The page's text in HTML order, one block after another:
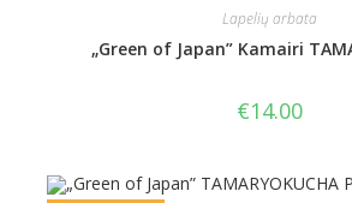
Lapelių arbata
„Green of Japan” Kamairi
€14.00